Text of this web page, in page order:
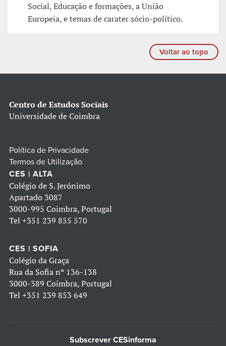
Social, Educação e formações, a União
Europeia, e temas de carater sócio-político.
Voltar ao topo
Centro de Estudos Sociais
Universidade de Coimbra
Política de Privacidade
Termos de Utilização
CES | ALTA
Colégio de S. Jerónimo
Apartado 3087
3000-995 Coimbra, Portugal
Tel +351 239 855 570
CES | SOFIA
Colégio da Graça
Rua da Sofia nº 136-138
3000-389 Coimbra, Portugal
Tel +351 239 853 649
Subscrever CESinforma